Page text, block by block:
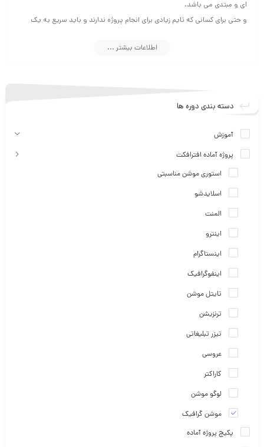
ای و مبتدی می باشد.
و حتی برای کسانی که تایم زیادی برای انجام پروژه ندارند و باید سریع به یک
اطلاعات بیشتر ...
دسته بندی دوره ها
آموزش
پروژه آماده افترافکت
استوری موشن مناسبتی
اسلایدشو
المنت
اینترو
اینستاگرام
اینفوگرافیک
تایتل موشن
ترنزیشن
تیزر تبلیغاتی
عروسی
کاراکتر
لوگو موشن
موشن گرافیک
پکیج پروژه آماده